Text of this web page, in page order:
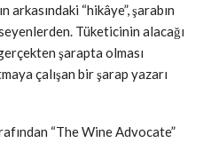
arkasındaki “hikâye”, şarabın
Tüketicinin alacağı
şarapta olması
çalışan bir şarap yazarı
“The Wine Advocate”